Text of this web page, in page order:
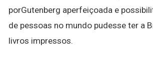
porGutenberg aperfeiçoada e
de pessoas no mundo pudesse ter a
livros impressos.